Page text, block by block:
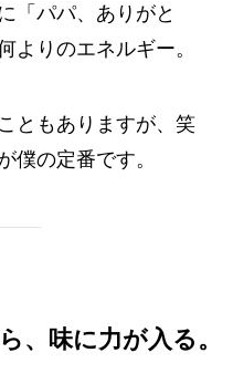
「パパ、ありがと
よりのエネルギー。
ともありますが、笑
僕の定番です。
、味に力が入る。